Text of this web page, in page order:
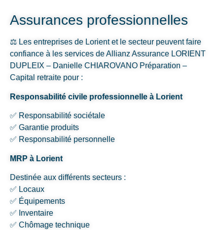
Assurances professionnelles
⚖️ Les entreprises de Lorient et le secteur peuvent faire
confiance à les services de Allianz Assurance LORIENT
DUPLEIX – Danielle CHIAROVANO Préparation –
Capital retraite pour :
Responsabilité civile professionnelle à Lorient
✅ Responsabilité sociétale
✅ Garantie produits
✅ Responsabilité personnelle
MRP à Lorient
Destinée aux différents secteurs :
✅ Locaux
✅ Équipements
✅ Inventaire
✅ Chômage technique